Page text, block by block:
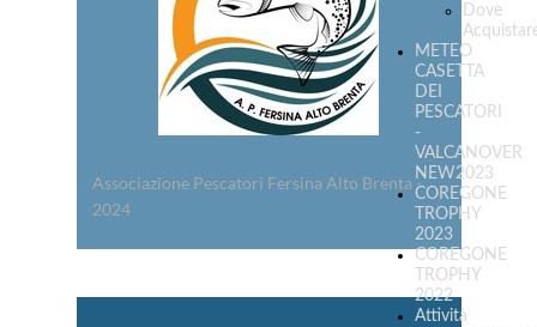
Dove
METEO
CASETTA
DEI
PESCATORI
-
VALCANOVER
NEW2023
COREGONE
TROPHY
2023
COREGONE
TROPHY
2022
Attività
Associazione Pescatori Fersina Alto Brenta -
2024